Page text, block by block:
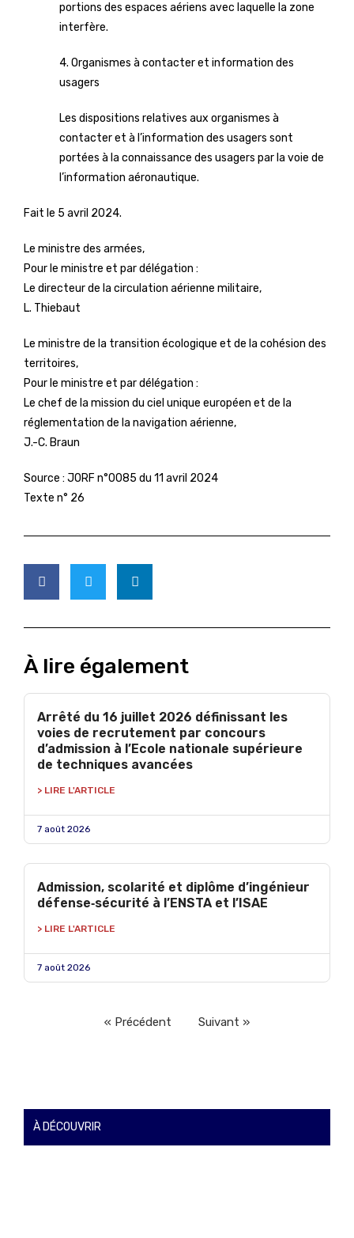
portions des espaces aériens avec laquelle la zone
interfère.
4. Organismes à contacter et information des
usagers
Les dispositions relatives aux organismes à
contacter et à l’information des usagers sont
portées à la connaissance des usagers par la voie de
l’information aéronautique.
Fait le 5 avril 2024.
Le ministre des armées,
Pour le ministre et par délégation :
Le directeur de la circulation aérienne militaire,
L. Thiebaut
Le ministre de la transition écologique et de la cohésion des
territoires,
Pour le ministre et par délégation :
Le chef de la mission du ciel unique européen et de la
réglementation de la navigation aérienne,
J.-C. Braun
Source : JORF n°0085 du 11 avril 2024
Texte n° 26
À lire également
Arrêté du 16 juillet 2026 définissant les
voies de recrutement par concours
d’admission à l’Ecole nationale supérieure
de techniques avancées
> LIRE L'ARTICLE
7 août 2026
Admission, scolarité et diplôme d’ingénieur
défense‑sécurité à l’ENSTA et l’ISAE
> LIRE L'ARTICLE
7 août 2026
« Précédent Suivant »
À DÉCOUVRIR